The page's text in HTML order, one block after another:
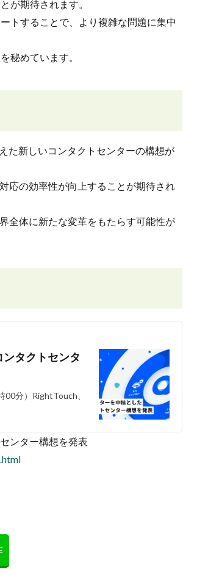
が期待されます。
トすることで、より複雑な問題に集中
秘めています。
た新しいコンタクトセンターの構想が
応の効率性が向上することが期待され
全体に新たな変革をもたらす可能性が
タクトセンタ
分）RightTouch、
ンター構想を発表